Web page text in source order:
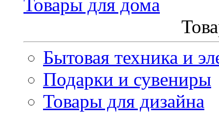
Товары для дома
Бытовая техника и
Подарки и сувениры
Товары для дизайна